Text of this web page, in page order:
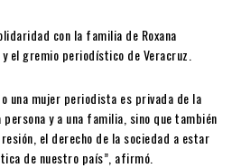
con la familia de Roxana
el gremio periodístico de Veracruz.
una mujer periodista es privada de la
y a una familia, sino que también
el derecho de la sociedad a estar
de nuestro país”, afirmó.